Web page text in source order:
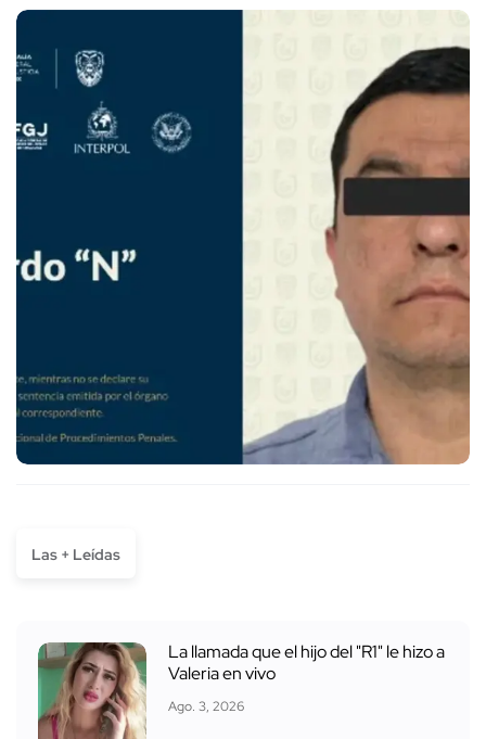
Las + Leídas
La llamada que el hijo del "R1" le hizo a
Valeria en vivo
Ago. 3, 2026